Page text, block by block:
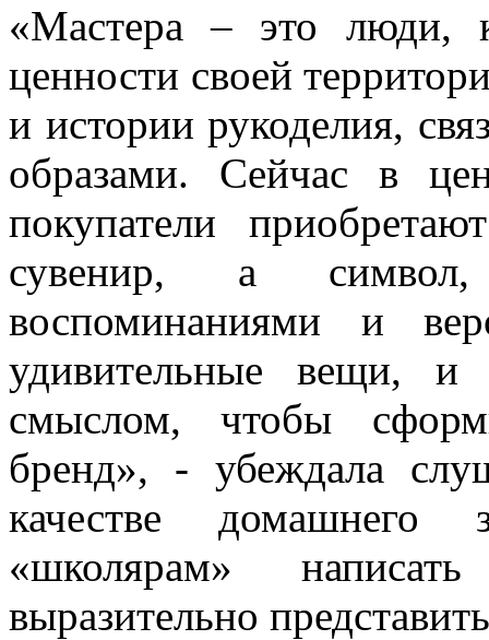
«Мастера – это люди,
ценности своей
и истории рукоделия,
образами. Сейчас в
покупатели
сувенир, а
воспоминаниями и
удивительные вещи, и
смыслом, чтобы
бренд», - убеждала
качестве домашнего
«школярам»
выразительно